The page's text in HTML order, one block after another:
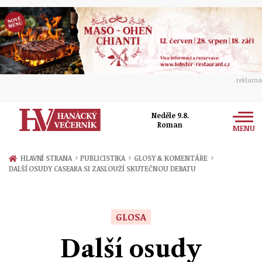
reklama
Neděle 9.8.
Roman
MENU
Zprávy
Ekonomika
HLAVNÍ STRANA › PUBLICISTIKA › GLOSY & KOMENTÁŘE ›
DALŠÍ OSUDY CASEARA SI ZASLOUŽÍ SKUTEČNOU DEBATU
GLOSA
Další osudy